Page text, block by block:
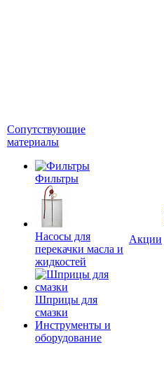
Сопутствующие
материалы
Фильтры
Насосы для
перекачки масла и
жидкостей
Шприцы для
смазки
Инструменты и
оборудование
Акции